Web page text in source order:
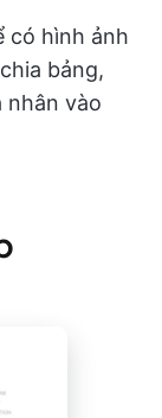
có hình ảnh
bảng,
nhân vào